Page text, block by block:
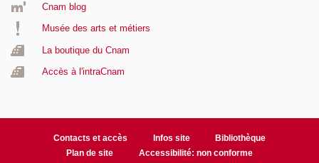
Cnam blog
Musée des arts et métiers
La boutique du Cnam
Accès à l'intraCnam
Contacts et accès Infos site
Bibliothèque
Plan de site
Accessibilité: non conforme